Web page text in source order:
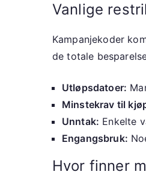
Vanlige
Kampanjekoder
de totale
Utløpsdatoer:
Minstekrav til
Unntak: Enkelte
Engangsbruk:
Hvor finner